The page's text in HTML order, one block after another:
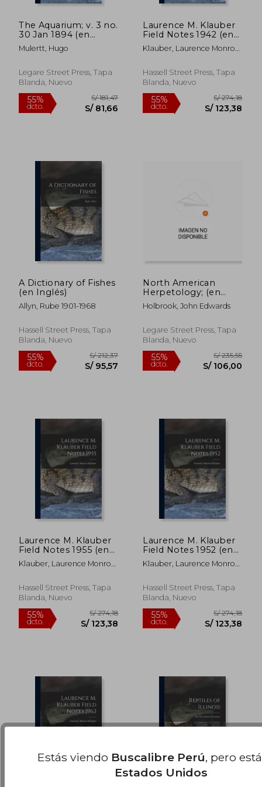
55% 55%
55%
dcto.
S/ 251,00 55%
dcto.
The Aquarium; v. 3 no.
30 Jan 1894 (en
Inglés)
Mulertt, Hugo
Legare Street Press, Tapa
Blanda, Nuevo
dcto. S/ 81,66
Laurence M. Klauber
Field Notes 1942 (en
Inglés)
Klauber, Laurence Monroe
Hassell Street Press, Tapa
Blanda, Nuevo
dcto. S/
A Dictionary of Fishes
(en Inglés)
Allyn, Rube 1901-1968
Hassell Street Press, Tapa
Blanda, Nuevo
North American
Herpetology; (en
Inglés)
Holbrook, John Edwards
Legare Street Press, Tapa
Blanda, Nuevo
Laurence M. Klauber
Field Notes 1955 (en
Inglés)
Klauber, Laurence Monroe
Hassell Street Press, Tapa
Blanda, Nuevo
Laurence M. Klauber
Field Notes 1952 (en
Inglés)
Klauber, Laurence Monroe
Hassell Street Press, Tapa
Blanda, Nuevo
Estás viendo Buscalibre Perú, pero
Estados Unidos